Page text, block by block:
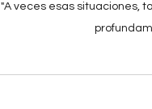
"A veces esas situaciones,